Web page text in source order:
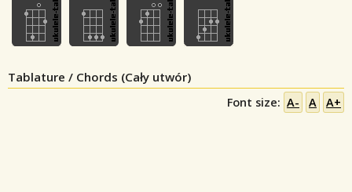
Tablature / Chords (Cały utwór)
Font size: A- A A+